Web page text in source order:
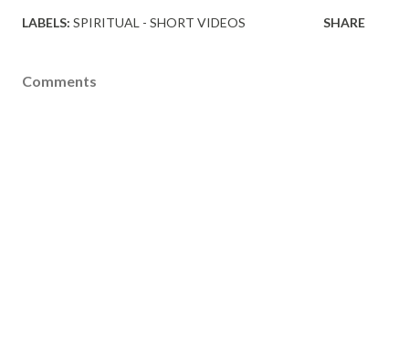
LABELS: SPIRITUAL - SHORT VIDEOS SHARE
Comments